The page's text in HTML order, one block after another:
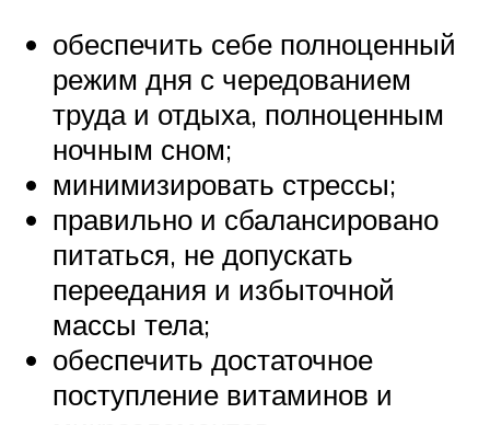
обеспечить себе полноценный
режим дня с чередованием
труда и отдыха, полноценным
ночным сном;
минимизировать стрессы;
правильно и сбалансировано
питаться, не допускать
переедания и избыточной
массы тела;
обеспечить достаточное
поступление витаминов и